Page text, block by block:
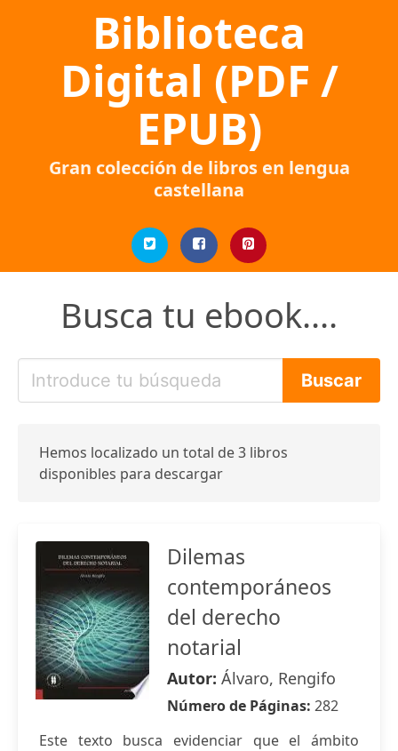
Biblioteca
Digital (PDF /
EPUB)
Gran colección de libros en lengua
castellana
Busca tu ebook....
Hemos localizado un total de 3 libros
disponibles para descargar
Dilemas
contemporáneos
del derecho
notarial
Autor: Álvaro, Rengifo
Número de Páginas: 282
Este texto busca evidenciar que el ámbito